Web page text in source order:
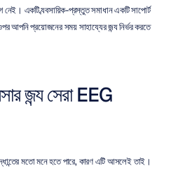
একটি ব্যবসায়িক-প্রস্তুত সমাধান একটি সাপোর্ট
আপনি প্রয়োজনের সময় সাহায্যের জন্য নির্ভর করতে
জন্য সেরা EEG
মতো মনে হতে পারে, কারণ এটি আসলেই তাই।